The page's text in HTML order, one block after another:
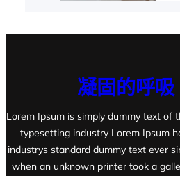
凝固的呼吸
Lorem Ipsum is simply dummy text of
typesetting industry Lorem Ipsum
industrys standard dummy text ever
when an unknown printer took a